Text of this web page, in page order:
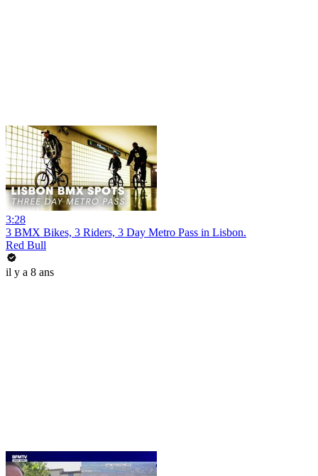
3:28
3 BMX Bikes, 3 Riders, 3 Day Metro Pass in Lisbon.
Red Bull
il y a 8 ans